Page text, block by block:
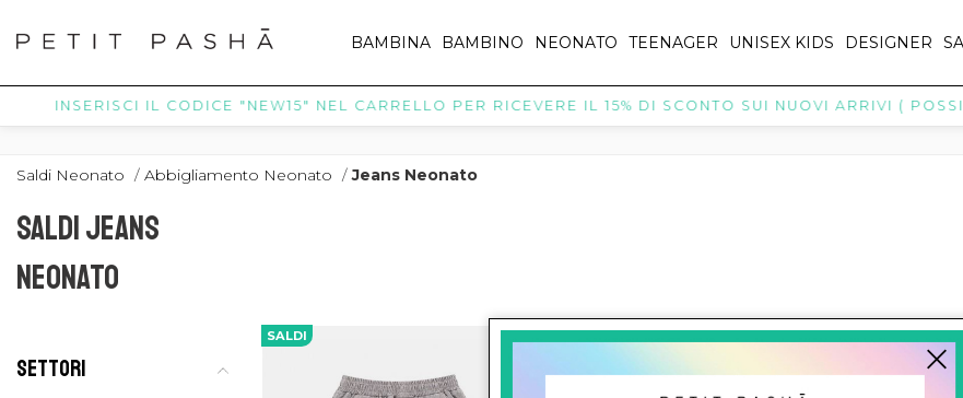
BAMBINA BAMBINO NEONATO TEENAGER UNISEX KIDS DESIGNER
INSERISCI IL CODICE "NEW15" NEL CARRELLO PER RICEVERE IL 15% DI SCONTO SUI NUOVI ARRIVI (
Saldi Neonato / Abbigliamento Neonato / Jeans Neonato
SALDI JEANS
NEONATO
SETTORI
SALDI